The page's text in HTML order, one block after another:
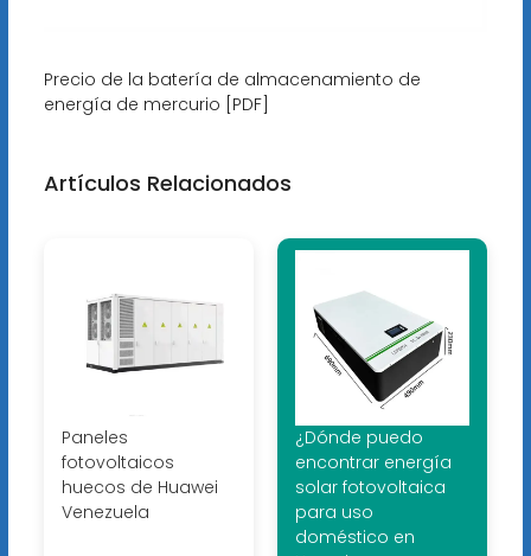
Precio de la batería de almacenamiento de
energía de mercurio [PDF]
Artículos Relacionados
Paneles
fotovoltaicos
huecos de Huawei
Venezuela
¿Dónde puedo
encontrar energía
solar fotovoltaica
para uso
doméstico en